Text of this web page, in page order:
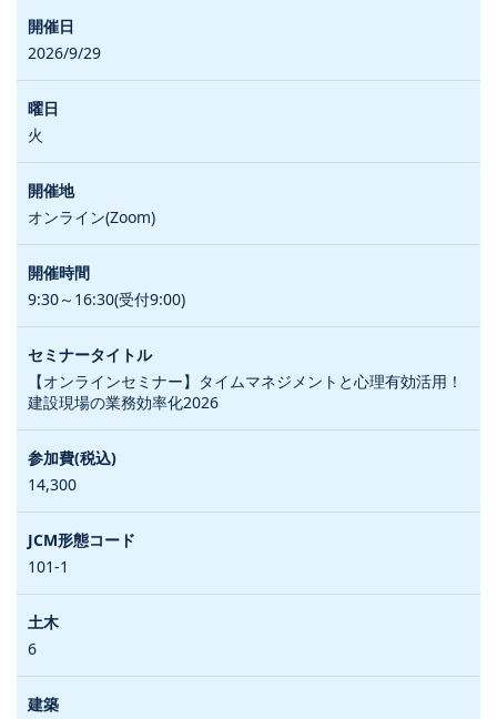
2026/9/29
火
オンライン(Zoom)
9:30～16:30(受付9:00)
【オンラインセミナー】タイムマネジメントと心理有効活用！
建設現場の業務効率化2026
14,300
101-1
6